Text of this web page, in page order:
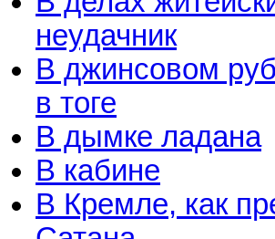
неудачник
В джинсовом
в тоге
В дымке ладана
В кабине
В Кремле, как